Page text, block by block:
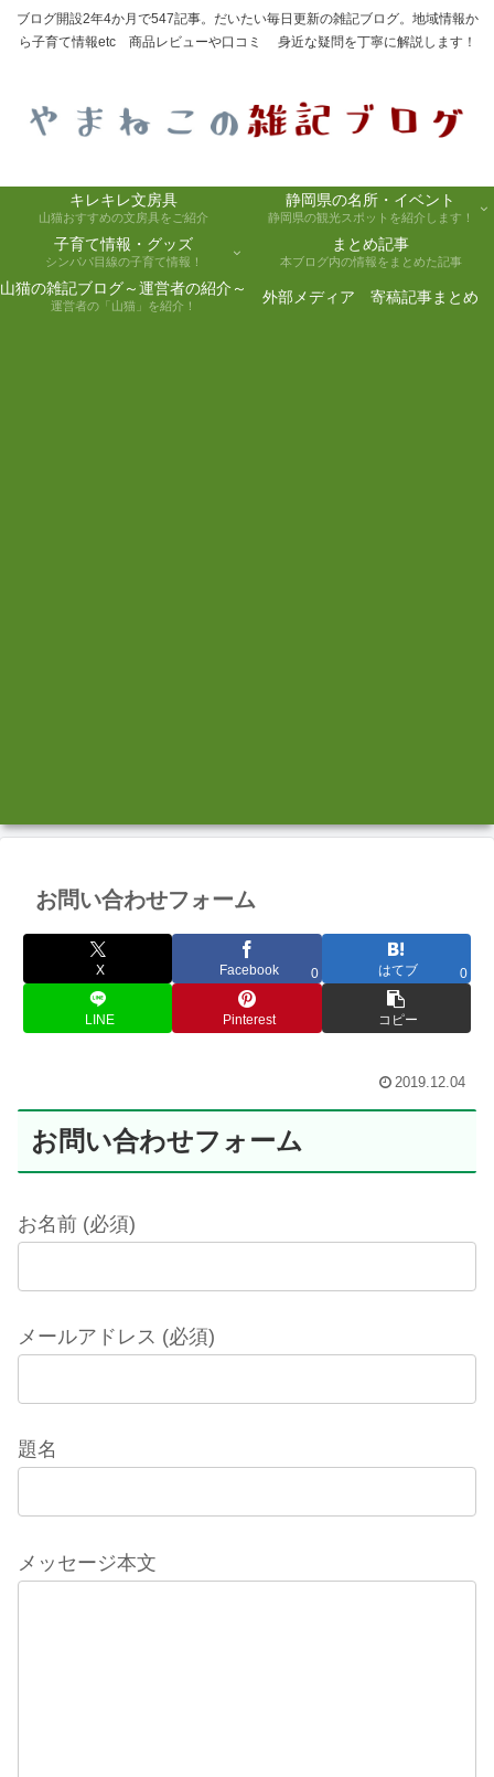
ブログ開設2年4か月で547記事。だいたい毎日更新の雑記ブログ。地域情報か
ら子育て情報etc 商品レビューや口コミ 身近な疑問を丁寧に解説します！
キレキレ文房具
山猫おすすめの文房具をご紹介
静岡県の名所・イベント
静岡県の観光スポットを紹介します！
子育て情報・グッズ
シンパパ目線の子育て情報！
まとめ記事
本ブログ内の情報をまとめた記事
山猫の雑記ブログ～運営者の紹介～
運営者の「山猫」を紹介！ 外部メディア 寄稿記事まとめ
お問い合わせフォーム
X Facebook 0 はてブ 0
LINE Pinterest コピー
2019.12.04
お問い合わせフォーム
お名前 (必須)
メールアドレス (必須)
題名
メッセージ本文